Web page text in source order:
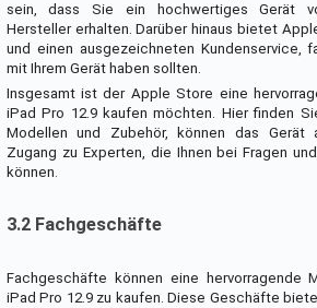
sein, dass Sie ein hochwertiges Gerät
Hersteller erhalten. Darüber hinaus bietet
und einen ausgezeichneten Kundenservice,
mit Ihrem Gerät haben sollten.
Insgesamt ist der Apple Store eine
iPad Pro 12.9 kaufen möchten. Hier finden
Modellen und Zubehör, können das Gerät
Zugang zu Experten, die Ihnen bei Fragen
können.
3.2 Fachgeschäfte
Fachgeschäfte können eine hervorragende
iPad Pro 12.9 zu kaufen. Diese Geschäfte